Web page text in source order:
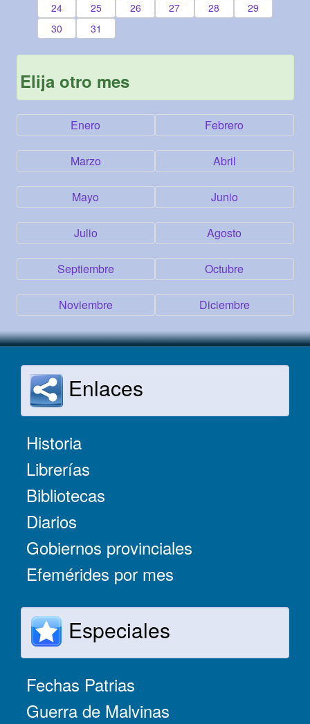
24
25 26 27 28
29
30
31
Elija otro mes
Enero Febrero
Marzo Abril
Mayo Junio
Julio Agosto
Septiembre Octubre
Noviembre Diciembre
Enlaces
Historia
Librerías
Bibliotecas
Diarios
Gobiernos provinciales
Efemérides por mes
Especiales
Fechas Patrias
Guerra de Malvinas